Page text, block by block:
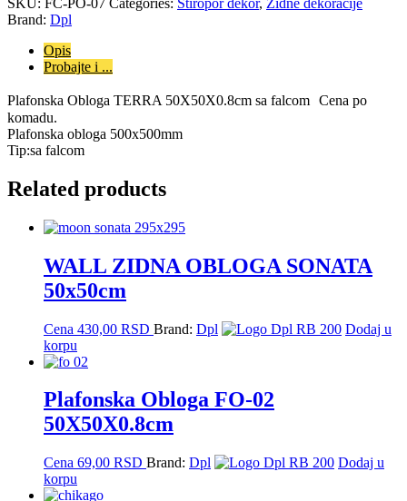
sa
falcom
quantity
Brand: Dpl
Opis
Probajte i ...
Plafonska Obloga TERRA 50X50X0.8cm sa falcom Cena po
komadu.
Plafonska obloga 500x500mm
Tip:sa falcom
Related products
WALL ZIDNA OBLOGA SONATA
50x50cm
Cena 430,00 RSD Brand: Dpl
Dodaj u
korpu
Plafonska Obloga FO-02
50X50X0.8cm
Cena 69,00 RSD Brand: Dpl
Dodaj u
korpu